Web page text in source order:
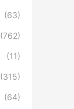
(63)
(762)
(11)
(315)
(64)